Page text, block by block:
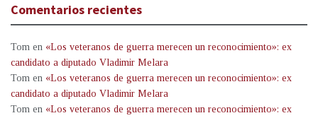
Comentarios recientes
Tom en «Los veteranos de guerra merecen un reconocimiento»: ex
candidato a diputado Vladimir Melara
Tom en «Los veteranos de guerra merecen un reconocimiento»: ex
candidato a diputado Vladimir Melara
Tom en «Los veteranos de guerra merecen un reconocimiento»: ex